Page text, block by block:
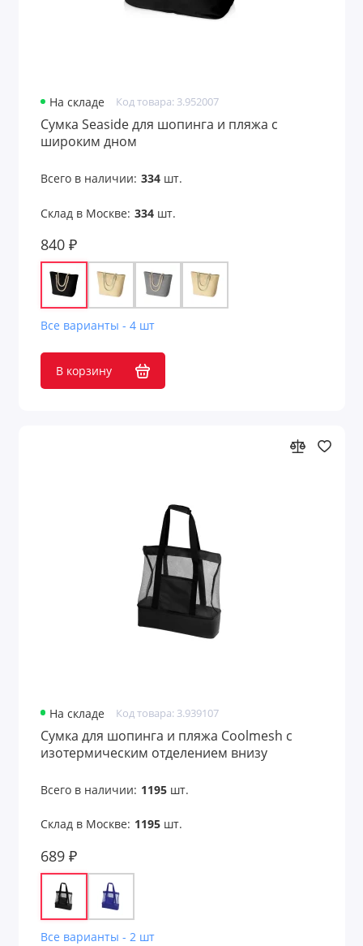
На складе Код товара: 3.952007
Сумка Seaside для шопинга и пляжа с
широким дном
Всего в наличии: 334шт.
Склад в Москве: 334шт.
840 ₽
Все варианты - 4 шт
В корзину
На складе Код товара: 3.939107
Сумка для шопинга и пляжа Coolmesh с
изотермическим отделением внизу
Всего в наличии: 1195шт.
Склад в Москве: 1195шт.
689 ₽
Все варианты - 2 шт